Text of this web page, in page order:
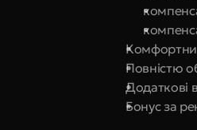
Повністю
Додаткові
Бонус за